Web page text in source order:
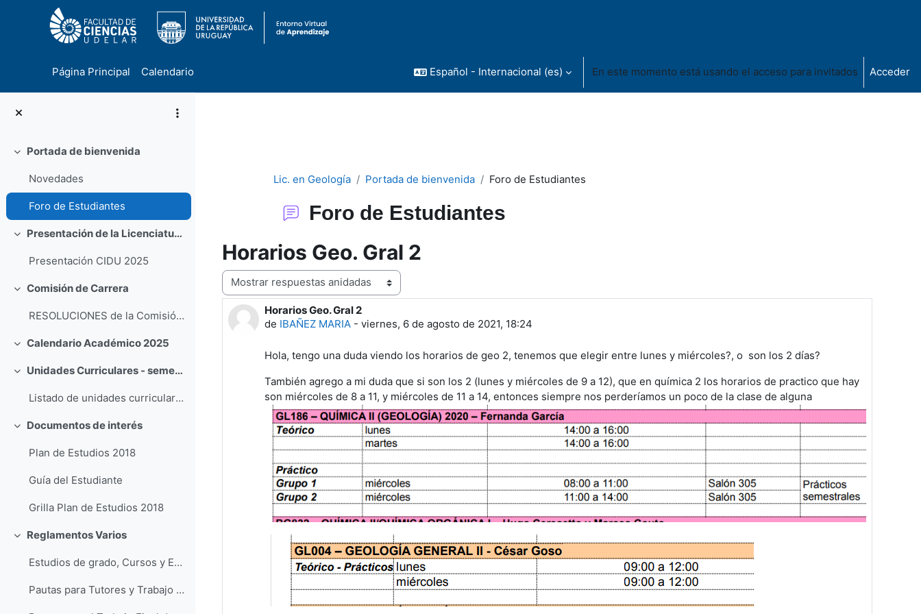
Página Principal Calendario Español - Internacional ‎(es)‎ En este momento está usando el acceso para invitados Acceder
Colapsar
Portada de bienvenida
Novedades
Foro de Estudiantes
Colapsar Presentación de la Licenciatura en Geología
Presentación CIDU 2025
Colapsar
Comisión de Carrera
RESOLUCIONES de la Comisión de Carrera (click aquí)
Colapsar
Calendario Académico 2025
Colapsar Unidades Curriculares - semestre impar 2026
Listado de unidades curriculares disponibles para la Licenciatura en Geología en el semestre impar 2026.
Colapsar
Documentos de interés
Plan de Estudios 2018
Guía del Estudiante
Grilla Plan de Estudios 2018
Colapsar
Reglamentos Varios
Estudios de grado, Cursos y Exámenes
Pautas para Tutores y Trabajo Final de la Licenciatura en Geología
Lic. en Geología Portada de bienvenida Foro de Estudiantes
Foro de Estudiantes
Horarios Geo. Gral 2
Mostrar modo
Horarios Geo. Gral 2
de IBAÑEZ MARIA - viernes, 6 de agosto de 2021, 18:24
Número de respuestas: 0
Hola, tengo una duda viendo los horarios de geo 2, tenemos que elegir entre lunes y miércoles?, o son los 2 días?
También agrego a mi duda que si son los 2 (lunes y miércoles de 9 a 12), que en química 2 los horarios de practico que hay
son miércoles de 8 a 11, y miércoles de 11 a 14, entonces siempre nos perderíamos un poco de la clase de alguna